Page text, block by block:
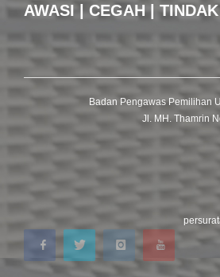
AWASI | CEGAH | TINDAK
Badan Pengawas Pemilihan
Jl. MH. Thamrin